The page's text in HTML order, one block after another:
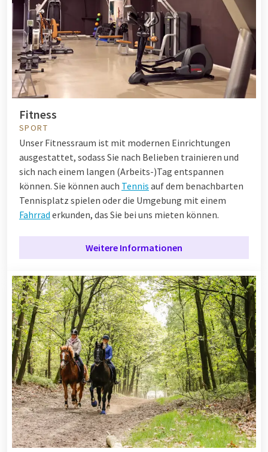
Fitness
SPORT
Unser Fitnessraum ist mit modernen Einrichtungen
ausgestattet, sodass Sie nach Belieben trainieren und
sich nach einem langen (Arbeits-)Tag entspannen
können. Sie können auch Tennis auf dem benachbarten
Tennisplatz spielen oder die Umgebung mit einem
Fahrrad erkunden, das Sie bei uns mieten können.
Weitere Informationen